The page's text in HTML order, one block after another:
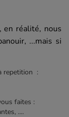
en réalité, nous
...mais si
repetition :
faites :
....